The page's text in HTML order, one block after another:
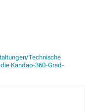
Technische
Kandao-360-Grad-